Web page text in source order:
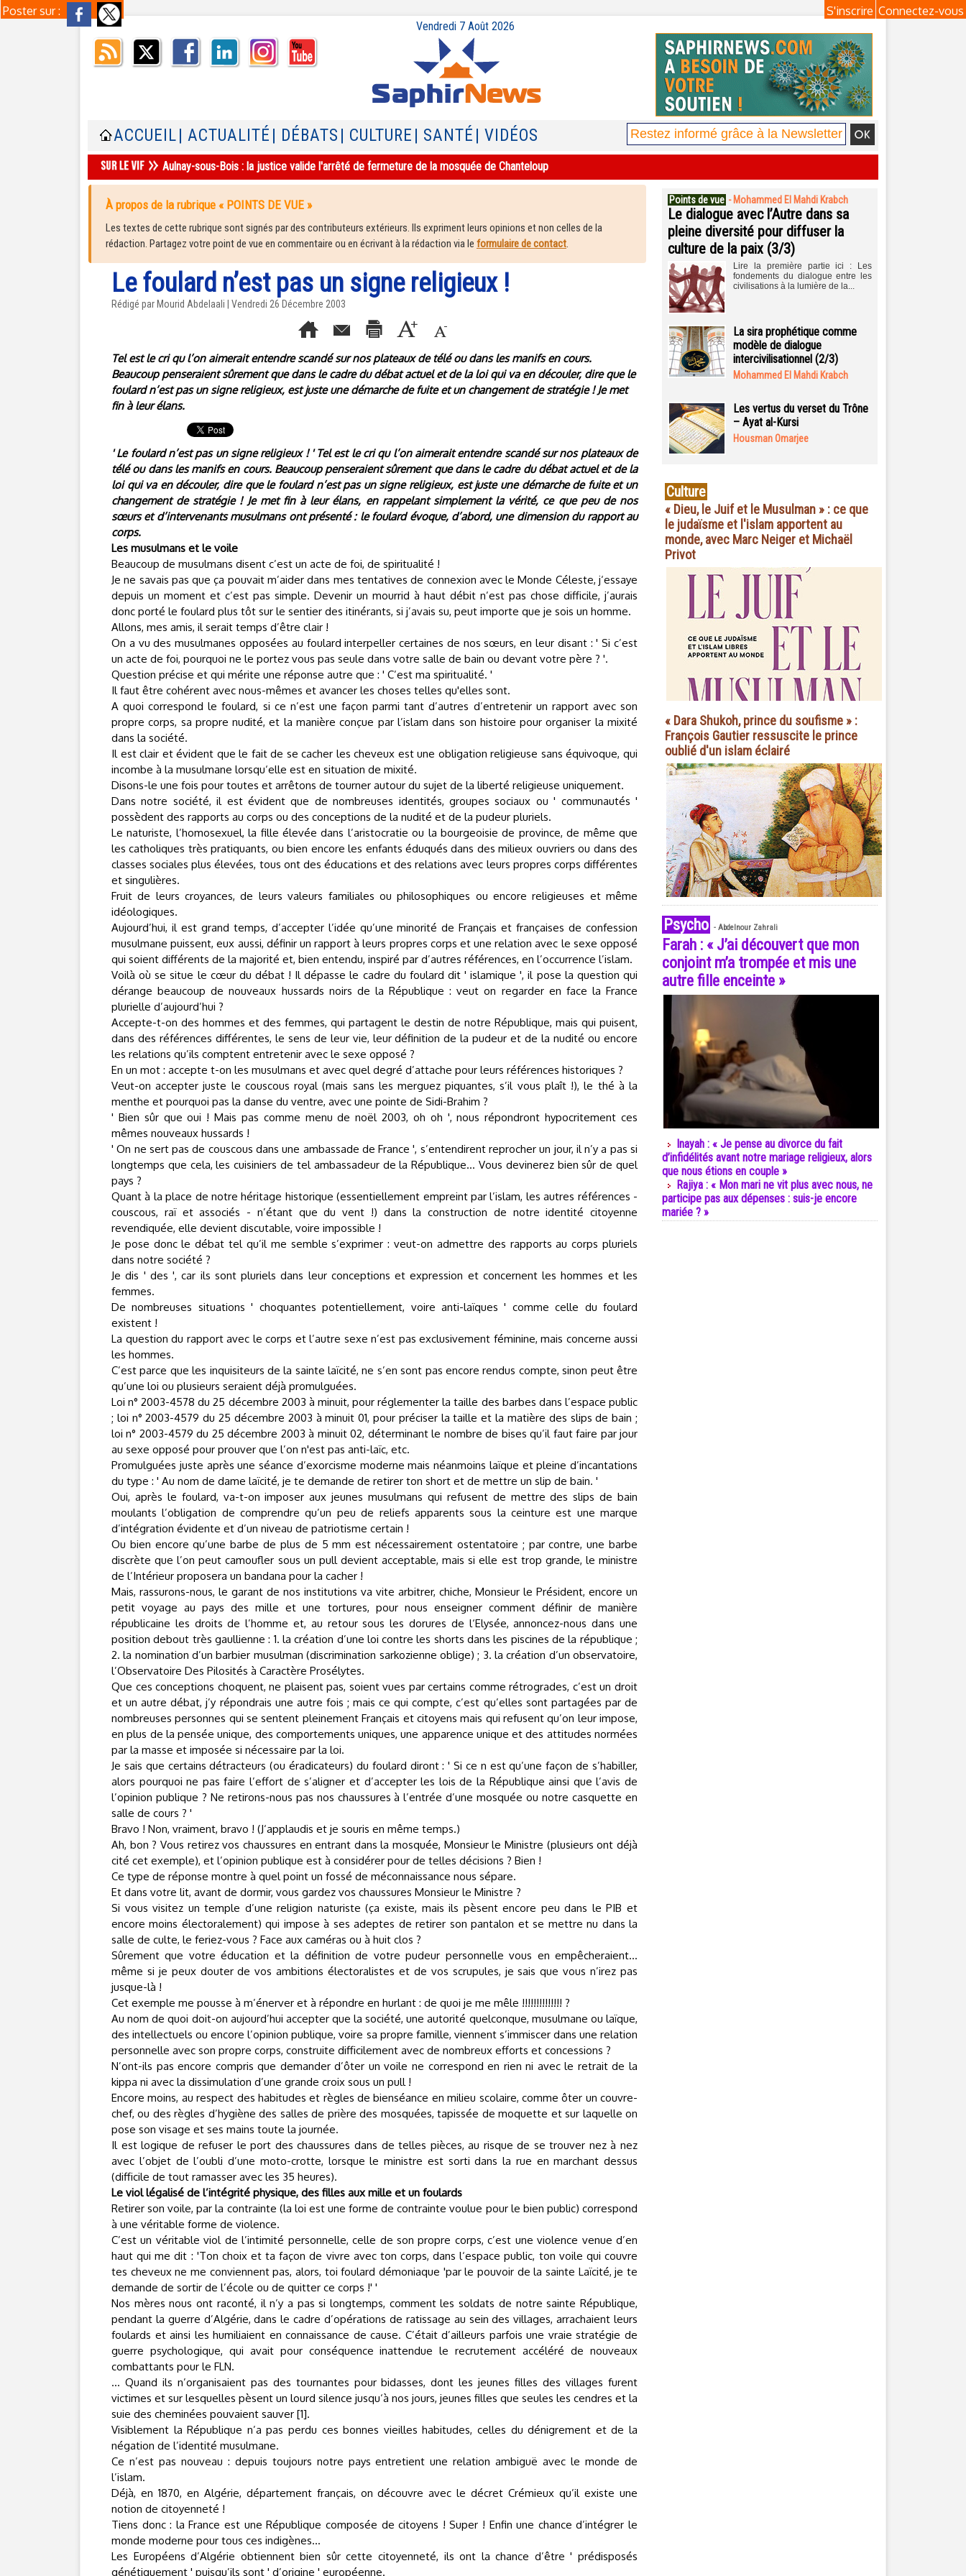
Poster sur : Connectez-vous
S'inscrire
Vendredi 7 Août 2026
ACCUEIL | ACTUALITÉ | DÉBATS | CULTURE | SANTÉ | VIDÉOS
Aulnay-sous-Bois : la justice valide l'arrêté de fermeture de la mosquée de Chanteloup
À propos de la rubrique « POINTS DE VUE »
Les textes de cette rubrique sont signés par des contributeurs extérieurs. Ils expriment leurs opinions et non celles de la
rédaction. Partagez votre point de vue en commentaire ou en écrivant à la rédaction via le formulaire de contact.
Le foulard n’est pas un signe religieux !
Rédigé par Mourid Abdelaali | Vendredi 26 Décembre 2003
Tel est le cri qu l’on aimerait entendre scandé sur nos plateaux de télé ou dans les manifs en cours.
Beaucoup penseraient sûrement que dans le cadre du débat actuel et de la loi qui va en découler, dire que le
foulard n’est pas un signe religieux, est juste une démarche de fuite et un changement de stratégie ! Je met
fin à leur élans.
' Le foulard n’est pas un signe religieux ! ' Tel est le cri qu l’on aimerait entendre scandé sur nos plateaux de
télé ou dans les manifs en cours. Beaucoup penseraient sûrement que dans le cadre du débat actuel et de la
loi qui va en découler, dire que le foulard n’est pas un signe religieux, est juste une démarche de fuite et un
changement de stratégie ! Je met fin à leur élans, en rappelant simplement la vérité, ce que peu de nos
sœurs et d’intervenants musulmans ont présenté : le foulard évoque, d’abord, une dimension du rapport au
corps.
Les musulmans et le voile
Beaucoup de musulmans disent c’est un acte de foi, de spiritualité !
Je ne savais pas que ça pouvait m’aider dans mes tentatives de connexion avec le Monde Céleste, j‘essaye
depuis un moment et c’est pas simple. Devenir un mourrid à haut débit n’est pas chose difficile, j’aurais
donc porté le foulard plus tôt sur le sentier des itinérants, si j’avais su, peut importe que je sois un homme.
Allons, mes amis, il serait temps d’être clair !
On a vu des musulmanes opposées au foulard interpeller certaines de nos sœurs, en leur disant : ' Si c’est
un acte de foi, pourquoi ne le portez vous pas seule dans votre salle de bain ou devant votre père ? '.
Question précise et qui mérite une réponse autre que : ' C’est ma spiritualité. '
Il faut être cohérent avec nous-mêmes et avancer les choses telles qu'elles sont.
A quoi correspond le foulard, si ce n’est une façon parmi tant d’autres d’entretenir un rapport avec son
propre corps, sa propre nudité, et la manière conçue par l’islam dans son histoire pour organiser la mixité
dans la société.
Il est clair et évident que le fait de se cacher les cheveux est une obligation religieuse sans équivoque, qui
incombe à la musulmane lorsqu‘elle est en situation de mixité.
Disons-le une fois pour toutes et arrêtons de tourner autour du sujet de la liberté religieuse uniquement.
Dans notre société, il est évident que de nombreuses identités, groupes sociaux ou ' communautés '
possèdent des rapports au corps ou des conceptions de la nudité et de la pudeur pluriels.
Le naturiste, l’homosexuel, la fille élevée dans l’aristocratie ou la bourgeoisie de province, de même que
les catholiques très pratiquants, ou bien encore les enfants éduqués dans des milieux ouvriers ou dans des
classes sociales plus élevées, tous ont des éducations et des relations avec leurs propres corps différentes
et singulières.
Fruit de leurs croyances, de leurs valeurs familiales ou philosophiques ou encore religieuses et même
idéologiques.
Aujourd’hui, il est grand temps, d’accepter l’idée qu’une minorité de Français et françaises de confession
musulmane puissent, eux aussi, définir un rapport à leurs propres corps et une relation avec le sexe opposé
qui soient différents de la majorité et, bien entendu, inspiré par d’autres références, en l’occurrence l’islam.
Voilà où se situe le cœur du débat ! Il dépasse le cadre du foulard dit ' islamique ', il pose la question qui
dérange beaucoup de nouveaux hussards noirs de la République : veut on regarder en face la France
plurielle d’aujourd’hui ?
Accepte-t-on des hommes et des femmes, qui partagent le destin de notre République, mais qui puisent,
dans des références différentes, le sens de leur vie, leur définition de la pudeur et de la nudité ou encore
les relations qu’ils comptent entretenir avec le sexe opposé ?
En un mot : accepte t-on les musulmans et avec quel degré d’attache pour leurs références historiques ?
Veut-on accepter juste le couscous royal (mais sans les merguez piquantes, s’il vous plaît !), le thé à la
menthe et pourquoi pas la danse du ventre, avec une pointe de Sidi-Brahim ?
' Bien sûr que oui ! Mais pas comme menu de noël 2003, oh oh ', nous répondront hypocritement ces
mêmes nouveaux hussards !
' On ne sert pas de couscous dans une ambassade de France ', s’entendirent reprocher un jour, il n’y a pas si
longtemps que cela, les cuisiniers de tel ambassadeur de la République… Vous devinerez bien sûr de quel
pays ?
Quant à la place de notre héritage historique (essentiellement empreint par l’islam, les autres références -
couscous, raï et associés - n’étant que du vent !) dans la construction de notre identité citoyenne
revendiquée, elle devient discutable, voire impossible !
Je pose donc le débat tel qu’il me semble s’exprimer : veut-on admettre des rapports au corps pluriels
dans notre société ?
Je dis ' des ', car ils sont pluriels dans leur conceptions et expression et concernent les hommes et les
femmes.
De nombreuses situations ' choquantes potentiellement, voire anti-laïques ' comme celle du foulard
existent !
La question du rapport avec le corps et l’autre sexe n’est pas exclusivement féminine, mais concerne aussi
les hommes.
C’est parce que les inquisiteurs de la sainte laïcité, ne s’en sont pas encore rendus compte, sinon peut être
qu’une loi ou plusieurs seraient déjà promulguées.
Loi n° 2003-4578 du 25 décembre 2003 à minuit, pour réglementer la taille des barbes dans l’espace public
; loi n° 2003-4579 du 25 décembre 2003 à minuit 01, pour préciser la taille et la matière des slips de bain ;
loi n° 2003-4579 du 25 décembre 2003 à minuit 02, déterminant le nombre de bises qu’il faut faire par jour
au sexe opposé pour prouver que l’on n'est pas anti-laïc, etc.
Promulguées juste après une séance d’exorcisme moderne mais néanmoins laïque et pleine d’incantations
du type : ' Au nom de dame laïcité, je te demande de retirer ton short et de mettre un slip de bain. '
Oui, après le foulard, va-t-on imposer aux jeunes musulmans qui refusent de mettre des slips de bain
moulants l’obligation de comprendre qu’un peu de reliefs apparents sous la ceinture est une marque
d’intégration évidente et d’un niveau de patriotisme certain !
Ou bien encore qu’une barbe de plus de 5 mm est nécessairement ostentatoire ; par contre, une barbe
discrète que l’on peut camoufler sous un pull devient acceptable, mais si elle est trop grande, le ministre
de l’Intérieur proposera un bandana pour la cacher !
Mais, rassurons-nous, le garant de nos institutions va vite arbitrer, chiche, Monsieur le Président, encore un
petit voyage au pays des mille et une tortures, pour nous enseigner comment définir de manière
républicaine les droits de l’homme et, au retour sous les dorures de l‘Elysée, annoncez-nous dans une
position debout très gaullienne : 1. la création d’une loi contre les shorts dans les piscines de la république ;
2. la nomination d’un barbier musulman (discrimination sarkozienne oblige) ; 3. la création d’un observatoire,
l’Observatoire Des Pilosités à Caractère Prosélytes.
Que ces conceptions choquent, ne plaisent pas, soient vues par certains comme rétrogrades, c’est un droit
et un autre débat, j’y répondrais une autre fois ; mais ce qui compte, c’est qu’elles sont partagées par de
nombreuses personnes qui se sentent pleinement Français et citoyens mais qui refusent qu’on leur impose,
en plus de la pensée unique, des comportements uniques, une apparence unique et des attitudes normées
par la masse et imposée si nécessaire par la loi.
Je sais que certains détracteurs (ou éradicateurs) du foulard diront : ' Si ce n est qu’une façon de s’habiller,
alors pourquoi ne pas faire l’effort de s’aligner et d’accepter les lois de la République ainsi que l’avis de
l’opinion publique ? Ne retirons-nous pas nos chaussures à l’entrée d’une mosquée ou notre casquette en
salle de cours ? '
Bravo ! Non, vraiment, bravo ! (J‘applaudis et je souris en même temps.)
Ah, bon ? Vous retirez vos chaussures en entrant dans la mosquée, Monsieur le Ministre (plusieurs ont déjà
cité cet exemple), et l’opinion publique est à considérer pour de telles décisions ? Bien !
Ce type de réponse montre à quel point un fossé de méconnaissance nous sépare.
Et dans votre lit, avant de dormir, vous gardez vos chaussures Monsieur le Ministre ?
Si vous visitez un temple d’une religion naturiste (ça existe, mais ils pèsent encore peu dans le PIB et
encore moins électoralement) qui impose à ses adeptes de retirer son pantalon et se mettre nu dans la
salle de culte, le feriez-vous ? Face aux caméras ou à huit clos ?
Sûrement que votre éducation et la définition de votre pudeur personnelle vous en empêcheraient...
même si je peux douter de vos ambitions électoralistes et de vos scrupules, je sais que vous n’irez pas
jusque-là !
Cet exemple me pousse à m’énerver et à répondre en hurlant : de quoi je me mêle !!!!!!!!!!!!!! ?
Au nom de quoi doit-on aujourd’hui accepter que la société, une autorité quelconque, musulmane ou laïque,
des intellectuels ou encore l’opinion publique, voire sa propre famille, viennent s’immiscer dans une relation
personnelle avec son propre corps, construite difficilement avec de nombreux efforts et concessions ?
N’ont-ils pas encore compris que demander d’ôter un voile ne correspond en rien ni avec le retrait de la
kippa ni avec la dissimulation d’une grande croix sous un pull !
Encore moins, au respect des habitudes et règles de bienséance en milieu scolaire, comme ôter un couvre-
chef, ou des règles d’hygiène des salles de prière des mosquées, tapissée de moquette et sur laquelle on
pose son visage et ses mains toute la journée.
Il est logique de refuser le port des chaussures dans de telles pièces, au risque de se trouver nez à nez
avec l’objet de l’oubli d’une moto-crotte, lorsque le ministre est sorti dans la rue en marchant dessus
(difficile de tout ramasser avec les 35 heures).
Le viol légalisé de l’intégrité physique, des filles aux mille et un foulards
Retirer son voile, par la contrainte (la loi est une forme de contrainte voulue pour le bien public) correspond
à une véritable forme de violence.
C’est un véritable viol de l’intimité personnelle, celle de son propre corps, c’est une violence venue d’en
haut qui me dit : 'Ton choix et ta façon de vivre avec ton corps, dans l‘espace public, ton voile qui couvre
tes cheveux ne me conviennent pas, alors, toi foulard démoniaque 'par le pouvoir de la sainte Laïcité, je te
demande de sortir de l’école ou de quitter ce corps !' '
Nos mères nous ont raconté, il n’y a pas si longtemps, comment les soldats de notre sainte République,
pendant la guerre d’Algérie, dans le cadre d’opérations de ratissage au sein des villages, arrachaient leurs
foulards et ainsi les humiliaient en connaissance de cause. C’était d’ailleurs parfois une vraie stratégie de
guerre psychologique, qui avait pour conséquence inattendue le recrutement accéléré de nouveaux
combattants pour le FLN.
... Quand ils n’organisaient pas des tournantes pour bidasses, dont les jeunes filles des villages furent
victimes et sur lesquelles pèsent un lourd silence jusqu‘à nos jours, jeunes filles que seules les cendres et la
suie des cheminées pouvaient sauver [1].
Visiblement la République n’a pas perdu ces bonnes vieilles habitudes, celles du dénigrement et de la
négation de l’identité musulmane.
Ce n’est pas nouveau : depuis toujours notre pays entretient une relation ambiguë avec le monde de
l’islam.
Déjà, en 1870, en Algérie, département français, on découvre avec le décret Crémieux qu’il existe une
notion de citoyenneté !
Tiens donc : la France est une République composée de citoyens ! Super ! Enfin une chance d’intégrer le
monde moderne pour tous ces indigènes...
Les Européens d’Algérie obtiennent bien sûr cette citoyenneté, ils ont la chance d’être ' prédisposés
génétiquement ' puisqu’ils sont ' d’origine ' européenne.
Points de vue - Mohammed El Mahdi Krabch
Le dialogue avec l’Autre dans sa
pleine diversité pour diffuser la
culture de la paix (3/3)
Lire la première partie ici : Les
fondements du dialogue entre les
civilisations à la lumière de la...
La sira prophétique comme
modèle de dialogue
intercivilisationnel (2/3)
Mohammed El Mahdi Krabch
Les vertus du verset du Trône
– Ayat al-Kursi
Housman Omarjee
Culture
« Dieu, le Juif et le Musulman » : ce que
le judaïsme et l'islam apportent au
monde, avec Marc Neiger et Michaël
Privot
« Dara Shukoh, prince du soufisme » :
François Gautier ressuscite le prince
oublié d'un islam éclairé
Psycho - Abdelnour Zahrali
Farah : « J’ai découvert que mon
conjoint m’a trompée et mis une
autre fille enceinte »
Inayah : « Je pense au divorce du fait
d’infidélités avant notre mariage religieux, alors
que nous étions en couple »
Rajiya : « Mon mari ne vit plus avec nous, ne
participe pas aux dépenses : suis-je encore
mariée ? »